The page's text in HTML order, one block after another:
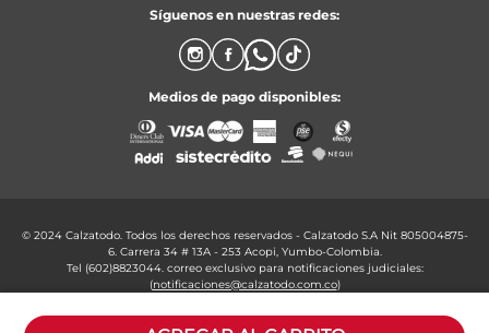
Síguenos en nuestras redes:
Medios de pago disponibles:
© 2024 Calzatodo. Todos los derechos reservados - Calzatodo S.A Nit 805004875-
6. Carrera 34 # 13A - 253 Acopi, Yumbo-Colombia.
Tel (602)8823044. correo exclusivo para notificaciones judiciales:
(notificaciones@calzatodo.com.co)